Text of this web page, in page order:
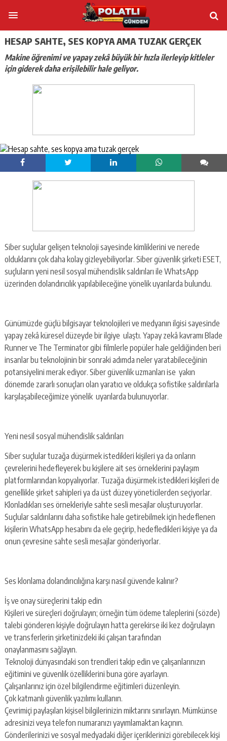
HESAP SAHTE, SES KOPYA AMA TUZAK GERÇEK
Makine öğrenimi ve yapay zekâ büyük bir hızla ilerleyip kitleler
için giderek daha erişilebilir hale geliyor.
Siber suçlular gelişen teknoloji sayesinde kimliklerini ve nerede
olduklarını çok daha kolay gizleyebiliyorlar. Siber güvenlik şirketi ESET,
suçluların yeni nesil sosyal mühendislik saldırıları ile WhatsApp
üzerinden dolandırıcılık yapılabileceğine yönelik uyarılarda bulundu.
Günümüzde güçlü bilgisayar teknolojileri ve medyanın ilgisi sayesinde
yapay zekâ küresel düzeyde bir ilgiye ulaştı. Yapay zekâ kavramı Blade
Runner ve The Terminator gibi filmlerle popüler hale geldiğinden beri
insanlar bu teknolojinin bir sonraki adımda neler yaratabileceğinin
potansiyelini merak ediyor. Siber güvenlik uzmanları ise yakın
dönemde zararlı sonuçları olan yaratıcı ve oldukça sofistike saldırılarla
karşılaşabileceğimize yönelik uyarılarda bulunuyorlar.
Yeni nesil sosyal mühendislik saldırıları
Siber suçlular tuzağa düşürmek istedikleri kişileri ya da onların
çevrelerini hedefleyerek bu kişilere ait ses örneklerini paylaşım
platformlarından kopyalıyorlar. Tuzağa düşürmek istedikleri kişileri de
genellikle şirket sahipleri ya da üst düzey yöneticilerden seçiyorlar.
Klonladıkları ses örnekleriyle sahte sesli mesajlar oluşturuyorlar.
Suçlular saldırılarını daha sofistike hale getirebilmek için hedeflenen
kişilerin WhatsApp hesabını da ele geçirip, hedefledikleri kişiye ya da
onun çevresine sahte sesli mesajlar gönderiyorlar.
Ses klonlama dolandırıcılığına karşı nasıl güvende kalınır?
İş ve onay süreçlerini takip edin
Kişileri ve süreçleri doğrulayın; örneğin tüm ödeme taleplerini (sözde)
talebi gönderen kişiyle doğrulayın hatta gerekirse iki kez doğrulayın
ve transferlerin şirketinizdeki iki çalışan tarafından
onaylanmasını sağlayın.
Teknoloji dünyasındaki son trendleri takip edin ve çalışanlarınızın
eğitimini ve güvenlik özelliklerini buna göre ayarlayın.
Çalışanlarınız için özel bilgilendirme eğitimleri düzenleyin.
Çok katmanlı güvenlik yazılımı kullanın.
Çevrimiçi paylaşılan kişisel bilgilerinizin miktarını sınırlayın. Mümkünse
adresinizi veya telefon numaranızı yayımlamaktan kaçının.
Gönderilerinizi ve sosyal medyadaki diğer içeriklerinizi görebilecek kişi